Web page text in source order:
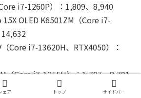
i7-1260P）：1,809、8,940
OLED K6501ZM（Core i7-
Core i7-13620H、RTX4050）：
（Core i7-1255U）：1,797、8,791
Z1 Extreme）：1,784、13,962
ェア トップ サイドバー